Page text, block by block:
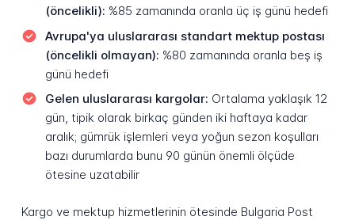
(öncelikli): %85 zamanında oranla üç iş günü hedefi
Avrupa'ya uluslararası standart mektup postası
(öncelikli olmayan): %80 zamanında oranla beş iş
günü hedefi
Gelen uluslararası kargolar: Ortalama yaklaşık 12
gün, tipik olarak birkaç günden iki haftaya kadar
aralık; gümrük işlemleri veya yoğun sezon koşulları
bazı durumlarda bunu 90 günün önemli ölçüde
ötesine uzatabilir
Kargo ve mektup hizmetlerinin ötesinde Bulgaria Post